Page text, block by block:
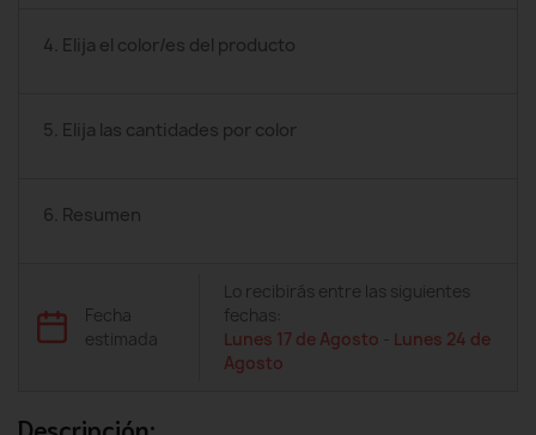
4. Elija el color/es del producto
5. Elija las cantidades por color
6. Resumen
Fecha
estimada
Lo recibirás entre las siguientes
fechas:
Lunes 17 de Agosto - Lunes 24 de
Agosto
Descripción: